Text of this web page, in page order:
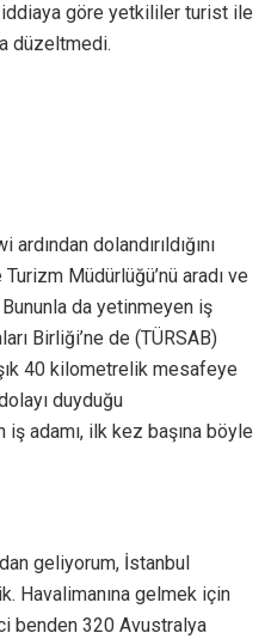
göre yetkililer turist ile
düzeltmedi.
dolandırıldığını
Müdürlüğü’nü aradı ve
da yetinmeyen iş
Birliği’ne de (TÜRSAB)
40 kilometrelik mesafeye
duyduğu
adamı, ilk kez başına böyle
geliyorum, İstanbul
Havalimanına gelmek için
benden 320 Avustralya